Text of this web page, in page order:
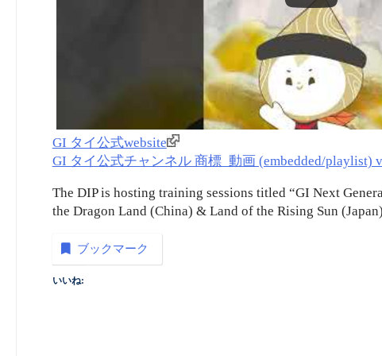
GI タイ公式website
GI タイ公式チャンネル 商標_動画 (embedded/playlist)
The DIP is hosting training sessions titled “GI Next
the Dragon Land (China) & Land of the Rising Sun
ブックマーク
いいね: